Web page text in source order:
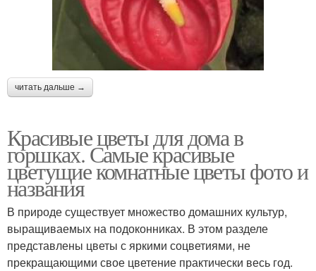
читать дальше →
Красивые цветы для дома в
горшках. Самые красивые
цветущие комнатные цветы фото и
названия
В природе существует множество домашних культур,
выращиваемых на подоконниках. В этом разделе
представлены цветы с яркими соцветиями, не
прекращающими свое цветение практически весь год.